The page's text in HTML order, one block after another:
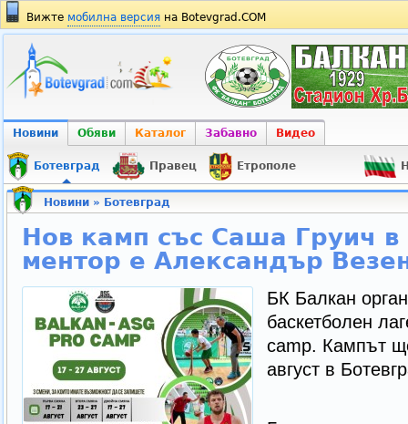
Вижте мобилна версия на Botevgrad.COM
Новини Обяви Каталог Забавно Видео
Ботевград Правец Етрополе
Новини» Ботевград
Нов камп със Саша Груич в
ментор е Александър
БК Балкан
баскетболен
camp. Кампът
август в